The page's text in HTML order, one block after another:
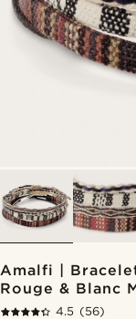
Amalfi |
Rouge & Blanc
4.5 (56)